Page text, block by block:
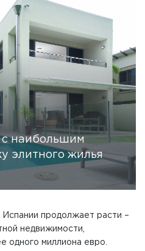
с наибольшим
элитного жилья
продолжает расти –
недвижимости,
одного миллиона евро.